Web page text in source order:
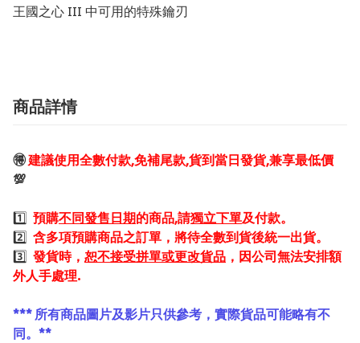
商品詳情
🉐建議使用全數付款,免補尾款,貨到當日發貨,兼享最低價
💯
1️⃣ 預購不同發售日期的商品,請獨立下單及付款。
2️⃣ 含多項預購商品之訂單，將待全數到貨後統一出貨。
3️⃣ 發貨時， 恕不接受拼單或更改貨品 ，因公司無法安排額
外人手處理.
*** 所有商品圖片及影片只供參考，實際貨品可能略有不
同。**